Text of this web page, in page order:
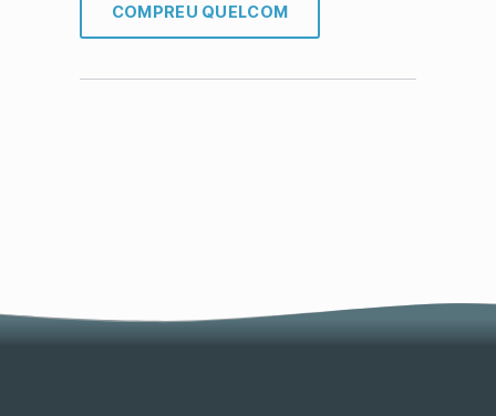
COMPREU QUELCOM